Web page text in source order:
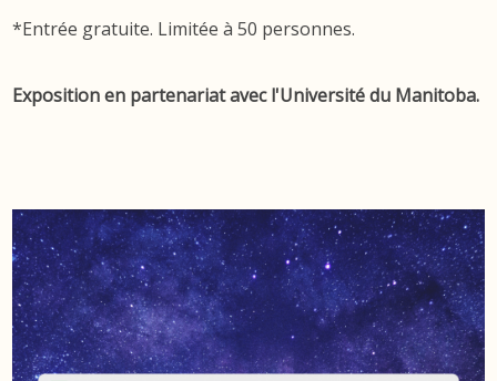
*Entrée gratuite. Limitée à 50 personnes.
Exposition en partenariat avec l'Université du Manitoba.